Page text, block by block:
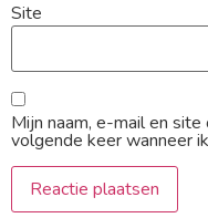
Site
Mijn naam, e-mail en
volgende keer wanneer